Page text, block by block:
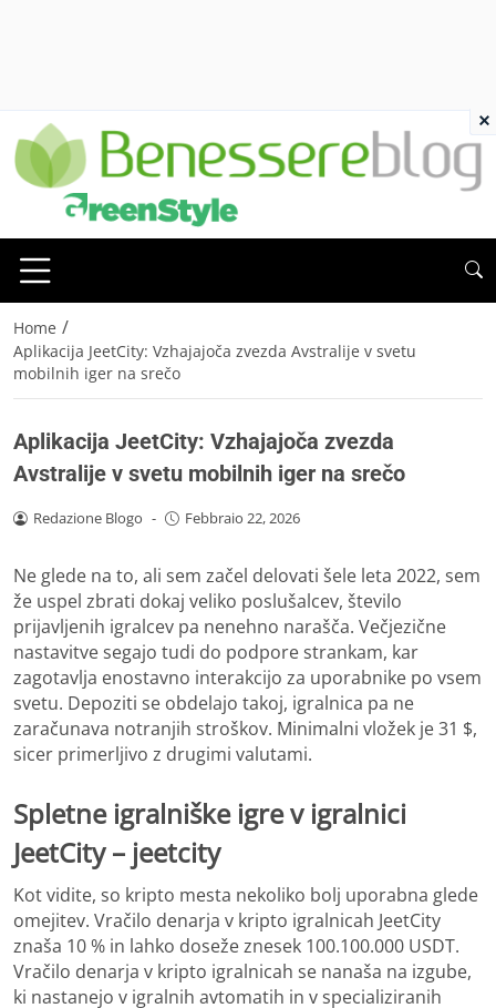
Home /
Aplikacija JeetCity: Vzhajajoča zvezda Avstralije v svetu
mobilnih iger na srečo
Aplikacija JeetCity: Vzhajajoča zvezda
Avstralije v svetu mobilnih iger na srečo
Redazione Blogo - Febbraio 22, 2026
Ne glede na to, ali sem začel delovati šele leta 2022, sem
že uspel zbrati dokaj veliko poslušalcev, število
prijavljenih igralcev pa nenehno narašča. Večjezične
nastavitve segajo tudi do podpore strankam, kar
zagotavlja enostavno interakcijo za uporabnike po vsem
svetu. Depoziti se obdelajo takoj, igralnica pa ne
zaračunava notranjih stroškov. Minimalni vložek je 31 $,
sicer primerljivo z drugimi valutami.
Spletne igralniške igre v igralnici
JeetCity – jeetcity
Kot vidite, so kripto mesta nekoliko bolj uporabna glede
omejitev. Vračilo denarja v kripto igralnicah JeetCity
znaša 10 % in lahko doseže znesek 100.100.000 USDT.
Vračilo denarja v kripto igralnicah se nanaša na izgube,
ki nastanejo v igralnih avtomatih in v specializiranih
×